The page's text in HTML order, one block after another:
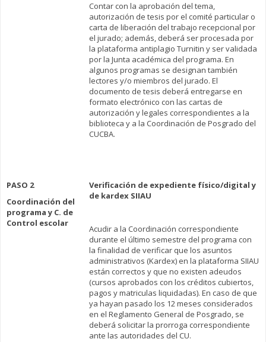
Contar con la aprobación del tema,
autorización de tesis por el comité particular o
carta de liberación del trabajo recepcional por
el jurado; además, deberá ser procesada por
la plataforma antiplagio Turnitin y ser validada
por la Junta académica del programa. En
algunos programas se designan también
lectores y/o miembros del jurado. El
documento de tesis deberá entregarse en
formato electrónico con las cartas de
autorización y legales correspondientes a la
biblioteca y a la Coordinación de Posgrado del
CUCBA.
PASO 2
Coordinación del
programa y C. de
Control escolar
Verificación de expediente físico/digital y
de kardex SIIAU
Acudir a la Coordinación correspondiente
durante el último semestre del programa con
la finalidad de verificar que los asuntos
administrativos (Kardex) en la plataforma SIIAU
están correctos y que no existen adeudos
(cursos aprobados con los créditos cubiertos,
pagos y matriculas liquidadas). En caso de que
ya hayan pasado los 12 meses considerados
en el Reglamento General de Posgrado, se
deberá solicitar la prorroga correspondiente
ante las autoridades del CU.